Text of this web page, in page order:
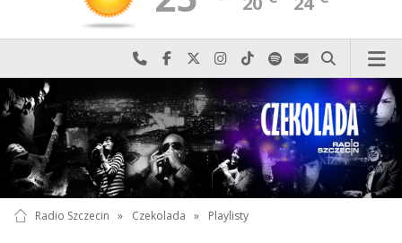
Najlepiej po prostu do nas zadzwoń
Odwiedź nas na Facebook-u
Odwiedź nas na X
Odwiedź nas na Instagram-ie
Odwiedź nas na TikTok-u
Szukaj nas na Spotify
Wyślij do nas
Szukaj
Radio Szczecin » Czekolada » Playlisty